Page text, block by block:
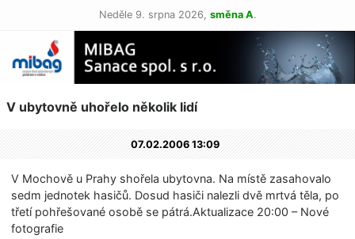
Neděle 9. srpna 2026, směna A.
V ubytovně uhořelo několik lidí
07.02.2006 13:09
V Mochově u Prahy shořela ubytovna. Na místě zasahovalo
sedm jednotek hasičů. Dosud hasiči nalezli dvě mrtvá těla, po
třetí pohřešované osobě se pátrá.Aktualizace 20:00 – Nové
fotografie